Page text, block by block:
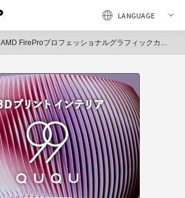
AMD FireProプロフェッショナルグラフィックカード、「SPECviewperf 12」を使用した測定で高い描画性能を発揮（エーキューブ）